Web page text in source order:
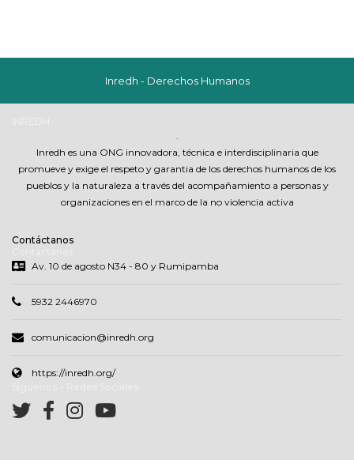
Inredh - Derechos Humanos
.
Inredh es una ONG innovadora, técnica e interdisciplinaria que
promueve y exige el respeto y garantia de los derechos humanos de los
pueblos y la naturaleza a través del acompañamiento a personas y
organizaciones en el marco de la no violencia activa
Contáctanos
Av. 10 de agosto N34 - 80 y Rumipamba
5932 2446970
comunicacion@inredh.org
https://inredh.org/